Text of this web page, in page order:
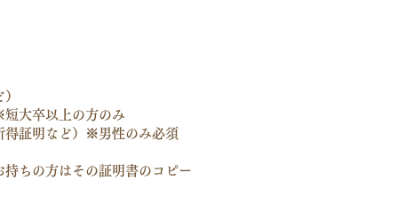
大卒以上の方のみ
得証明など）※男性のみ必須
持ちの方はその証明書のコピー